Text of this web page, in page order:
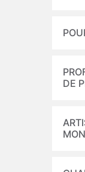
DE